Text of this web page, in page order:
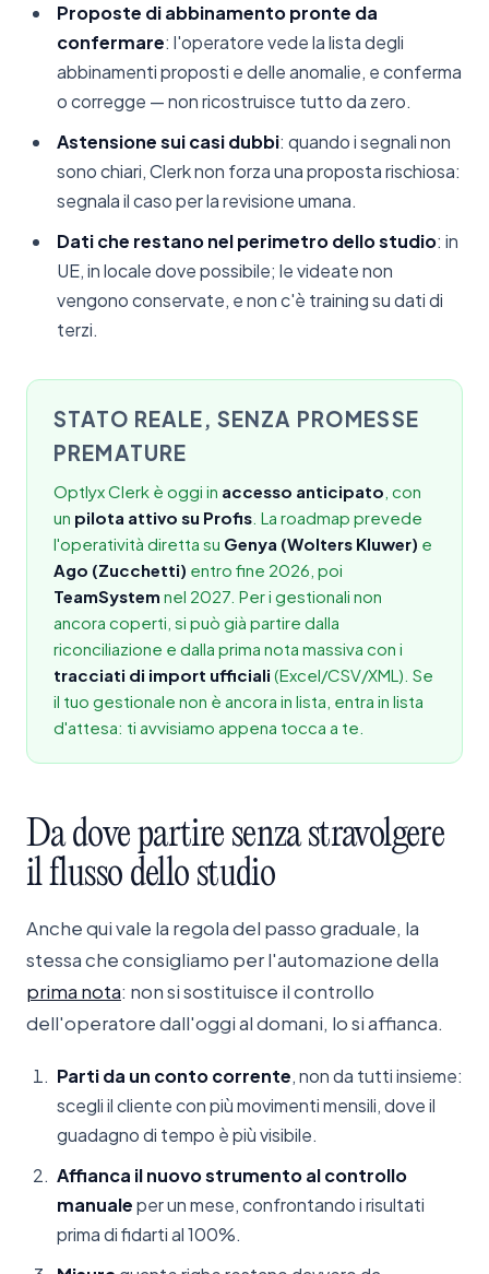
Proposte di abbinamento pronte da
confermare: l'operatore vede la lista degli
abbinamenti proposti e delle anomalie, e conferma
o corregge — non ricostruisce tutto da zero.
Astensione sui casi dubbi: quando i segnali non
sono chiari, Clerk non forza una proposta rischiosa:
segnala il caso per la revisione umana.
Dati che restano nel perimetro dello studio: in
UE, in locale dove possibile; le videate non
vengono conservate, e non c'è training su dati di
terzi.
STATO REALE, SENZA PROMESSE
PREMATURE
Optlyx Clerk è oggi in accesso anticipato , con
un pilota attivo su Profis . La roadmap prevede
l'operatività diretta su Genya (Wolters Kluwer) e
Ago (Zucchetti) entro fine 2026, poi
TeamSystem nel 2027. Per i gestionali non
ancora coperti, si può già partire dalla
riconciliazione e dalla prima nota massiva con i
tracciati di import ufficiali (Excel/CSV/XML). Se
il tuo gestionale non è ancora in lista, entra in lista
d'attesa: ti avvisiamo appena tocca a te.
Dadovepartire senzastravolgere
ilflusso dello studio
Anche qui vale la regola del passo graduale, la
stessa che consigliamo per l'automazione della
prima nota: non si sostituisce il controllo
dell'operatore dall'oggi al domani, lo si affianca.
Parti da un conto corrente, non da tutti insieme:
scegli il cliente con più movimenti mensili, dove il
guadagno di tempo è più visibile.
Affianca il nuovo strumento al controllo
manualeper un mese, confrontando i risultati
prima di fidarti al 100%.